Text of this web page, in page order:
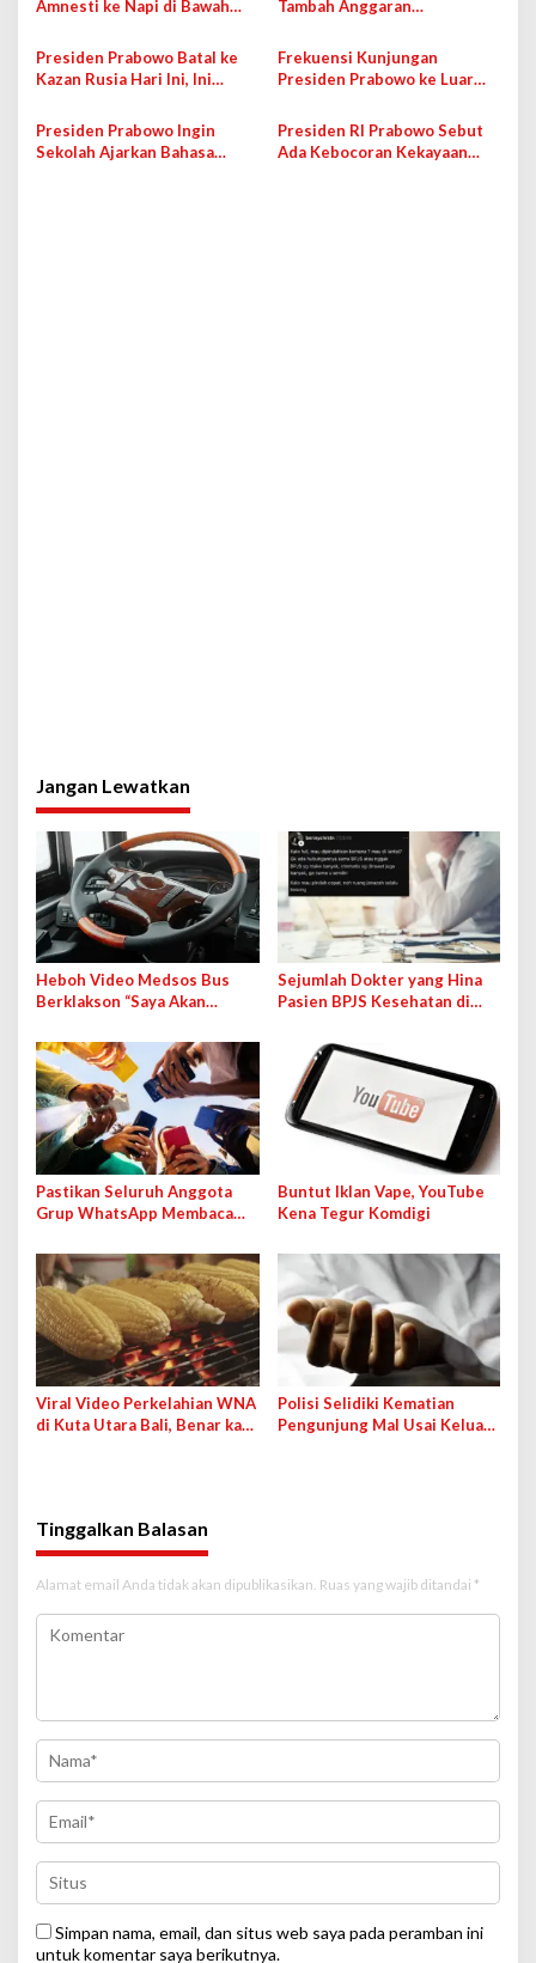
p
o
s
Amnesti ke Napi di Bawah
di Sektor Pangan
Tambah Anggaran
Daerah dan Desa
Presiden Prabowo Batal ke
Kazan Rusia Hari Ini, Ini
Frekuensi Kunjungan
Presiden Prabowo ke Luar
Presiden Prabowo Ingin
Sekolah Ajarkan Bahasa
Presiden RI Prabowo Sebut
Ada Kebocoran Kekayaan
Jangan Lewatkan
Heboh Video Medsos Bus
Berklakson “Saya Akan
Klarifikasi
Sejumlah Dokter yang Hina
Pasien BPJS Kesehatan di
Pastikan Seluruh Anggota
Grup WhatsApp Membaca
Buntut Iklan Vape, YouTube
Kena Tegur Komdigi
Viral Video Perkelahian WNA
di Kuta Utara Bali, Benar kah
Polisi Selidiki Kematian
Pengunjung Mal Usai Keluar
Tinggalkan Balasan
Alamat email Anda tidak akan dipublikasikan. Ruas yang wajib ditandai *
Simpan nama, email, dan situs web saya pada peramban ini
untuk komentar saya berikutnya.